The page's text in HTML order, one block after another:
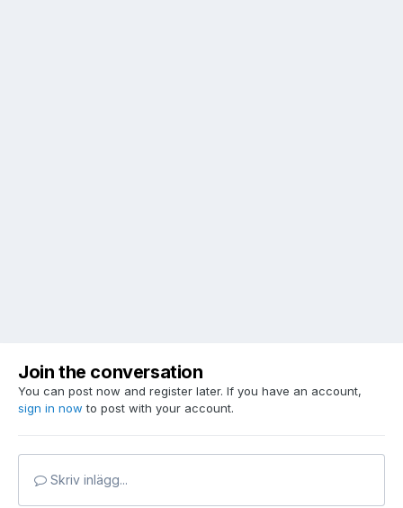
Join the conversation
You can post now and register later. If you have an account,
sign in now to post with your account.
Skriv inlägg...